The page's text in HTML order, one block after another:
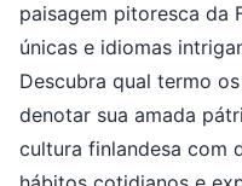
paisagem pitoresca da
únicas e idiomas
Descubra qual termo
denotar sua amada
cultura finlandesa com